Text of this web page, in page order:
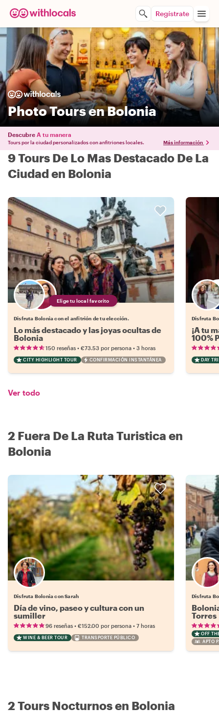
Regístrate
Photo Tours en Bolonia
Descubre A tu manera
Tours por la ciudad personalizados con anfitriones locales. Más información
9 Tours De Lo Mas Destacado De La
Ciudad en Bolonia
Elige tu local favorito
Disfruta Bolonia con el anfitrión de tu elección.
Lo más destacado y las joyas ocultas de
Bolonia
150 reseñas • €73.53 por persona • 3 horas
CITY HIGHLIGHT TOUR CONFIRMACIÓN INSTANTÁNEA
Disfruta
¡A tu
100%
DAY
Ver todo
2 Fuera De La Ruta Turistica en
Bolonia
Disfruta Bolonia con Sarah
Día de vino, paseo y cultura con un
sumiller
96 reseñas • €152.00 por persona • 7 horas
WINE & BEER TOUR TRANSPORTE PÚBLICO
Disfruta
Torres
OFF
APTO
2 Tours Nocturnos en Bolonia